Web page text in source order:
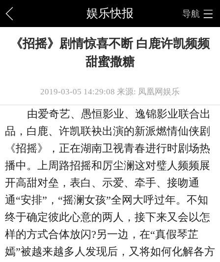
娱乐快报 导航
《招摇》剧情惊喜不断 白鹿许凯频频
甜蜜撒糖
2019-03-05 14:29:08 来源: 凤凰网娱乐
由爱奇艺、愚恒影业、逸锦影业联合出
品，白鹿、许凯联袂出演的新派燃情仙侠剧
《招摇》，正在湖南卫视青春进行时剧场热
播中。上周路招摇和厉尘澜这对璧人频频展
开高甜对垒，表白、示爱、牵手、接吻通
通“安排”，“摇澜女孩”全网大呼过年。不知
终于确定彼此心意的两人，接下来又会以怎
样的方式合体放闪?另一边，在“真假琴芷
嫣”被越来越多人发现后，又将如何化解各方